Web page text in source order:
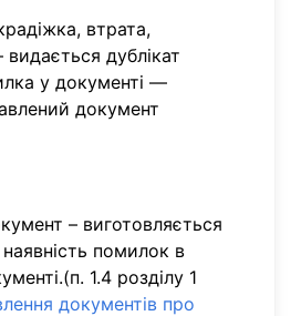
втрата,
дублікат
у документі —
документ
– виготовляється
помилок в
1.4 розділу 1
документів про